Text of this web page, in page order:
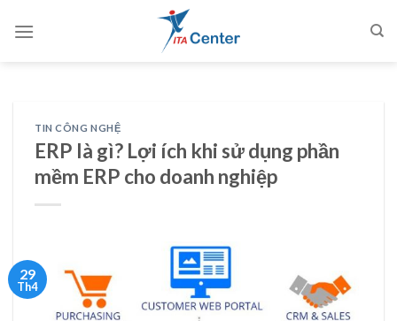
TIN CÔNG NGHỆ
ERP là gì? Lợi ích khi sử dụng phần
mềm ERP cho doanh nghiệp
29
Th4